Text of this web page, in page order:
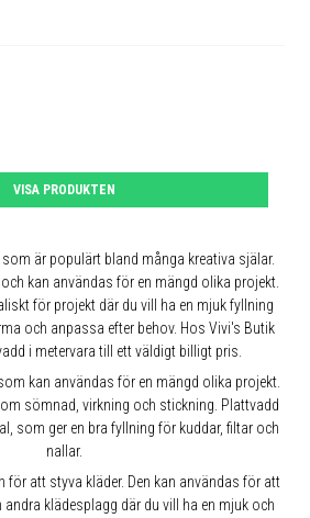
VISA PRODUKTEN
är populärt bland många kreativa själar.
kan användas för en mängd olika projekt.
för projekt där du vill ha en mjuk fyllning
och anpassa efter behov. Hos Vivi's Butik
i metervara till ett väldigt billigt pris.
kan användas för en mängd olika projekt.
sömnad, virkning och stickning. Plattvadd
som ger en bra fyllning för kuddar, filtar och
nallar.
för att styva kläder. Den kan användas för att
klädesplagg där du vill ha en mjuk och